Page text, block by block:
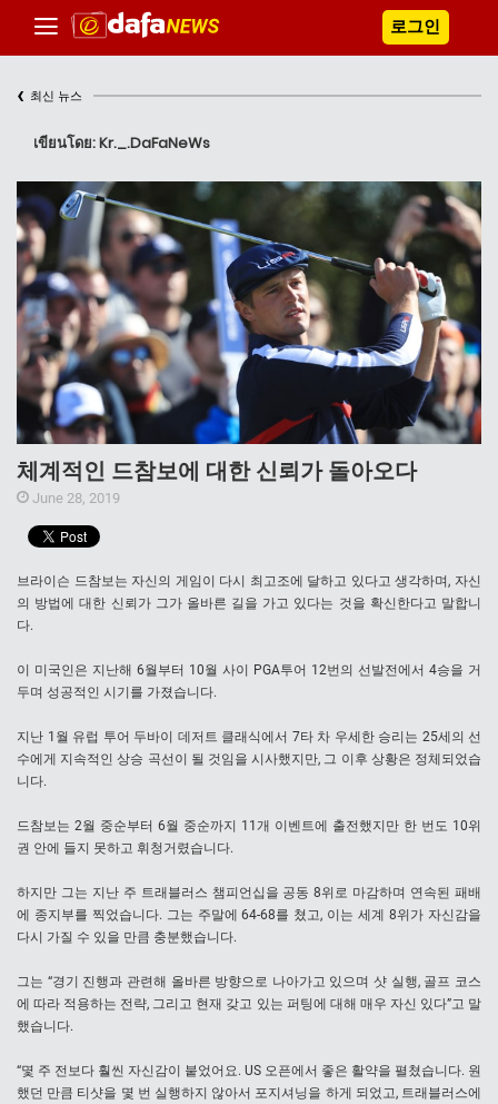
로그인
‹ 최신 뉴스
เขียนโดย: Kr._.DaFaNeWs
체계적인 드참보에 대한 신뢰가 돌아오다
June 28, 2019
브라이슨 드참보는 자신의 게임이 다시 최고조에 달하고 있다고 생각하며, 자신
의 방법에 대한 신뢰가 그가 올바른 길을 가고 있다는 것을 확신한다고 말합니
다.
이 미국인은 지난해 6월부터 10월 사이 PGA투어 12번의 선발전에서 4승을 거
두며 성공적인 시기를 가졌습니다.
지난 1월 유럽 투어 두바이 데저트 클래식에서 7타 차 우세한 승리는 25세의 선
수에게 지속적인 상승 곡선이 될 것임을 시사했지만, 그 이후 상황은 정체되었습
니다.
드참보는 2월 중순부터 6월 중순까지 11개 이벤트에 출전했지만 한 번도 10위
권 안에 들지 못하고 휘청거렸습니다.
하지만 그는 지난 주 트래블러스 챔피언십을 공동 8위로 마감하며 연속된 패배
에 종지부를 찍었습니다. 그는 주말에 64-68를 쳤고, 이는 세계 8위가 자신감을
다시 가질 수 있을 만큼 충분했습니다.
그는 “경기 진행과 관련해 올바른 방향으로 나아가고 있으며 샷 실행, 골프 코스
에 따라 적용하는 전략, 그리고 현재 갖고 있는 퍼팅에 대해 매우 자신 있다”고 말
했습니다.
“몇 주 전보다 훨씬 자신감이 붙었어요. US 오픈에서 좋은 활약을 펼쳤습니다. 원
했던 만큼 티샷을 몇 번 실행하지 않아서 포지셔닝을 하게 되었고, 트래블러스에